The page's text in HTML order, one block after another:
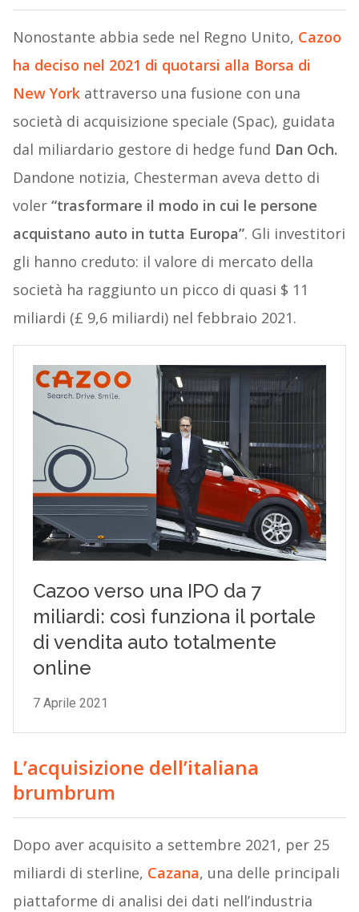
Nonostante abbia sede nel Regno Unito, Cazoo
ha deciso nel 2021 di quotarsi alla Borsa di
New Yorkattraverso una fusione con una
società di acquisizione speciale (Spac), guidata
dal miliardario gestore di hedge fund Dan Och.
Dandone notizia, Chesterman aveva detto di
voler “trasformare il modo in cui le persone
acquistano auto in tutta Europa”. Gli investitori
gli hanno creduto: il valore di mercato della
società ha raggiunto un picco di quasi $ 11
miliardi (£ 9,6 miliardi) nel febbraio 2021.
L’acquisizione dell’italiana
brumbrum
Dopo aver acquisito a settembre 2021, per 25
miliardi di sterline, Cazana, una delle principali
piattaforme di analisi dei dati nell’industria